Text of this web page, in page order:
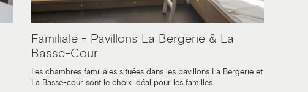
Familiale - Pavillons La Bergerie & La
Basse-Cour
Les chambres familiales situées dans les pavillons La Bergerie et
La Basse-cour sont le choix idéal pour les familles.